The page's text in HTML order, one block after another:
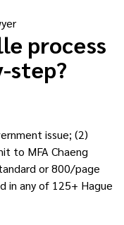
process
step?
issue; (2)
to MFA Chaeng
or 800/page
in any of 125+ Hague